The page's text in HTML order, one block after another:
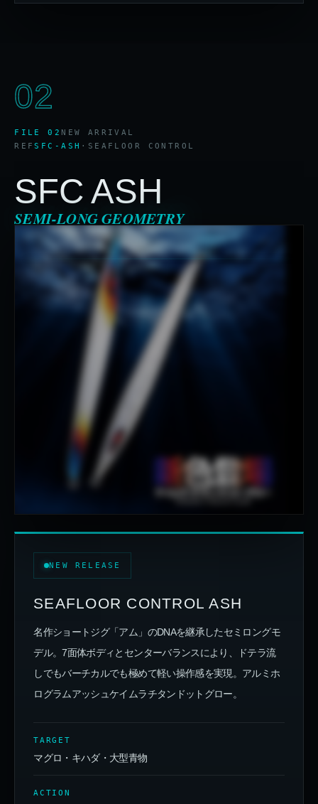
02
FILE 02NEW ARRIVAL
REFSFC-ASH · SEAFLOOR CONTROL
SFC ASH
SEMI-LONG GEOMETRY
NEW RELEASE
SEAFLOOR CONTROL ASH
名作ショートジグ「アム」のDNAを継承したセミロングモ
デル。7面体ボディとセンターバランスにより、ドテラ流
しでもバーチカルでも極めて軽い操作感を実現。アルミホ
ログラムアッシュケイムラチタンドットグロー。
TARGET
マグロ・キハダ・大型青物
ACTION